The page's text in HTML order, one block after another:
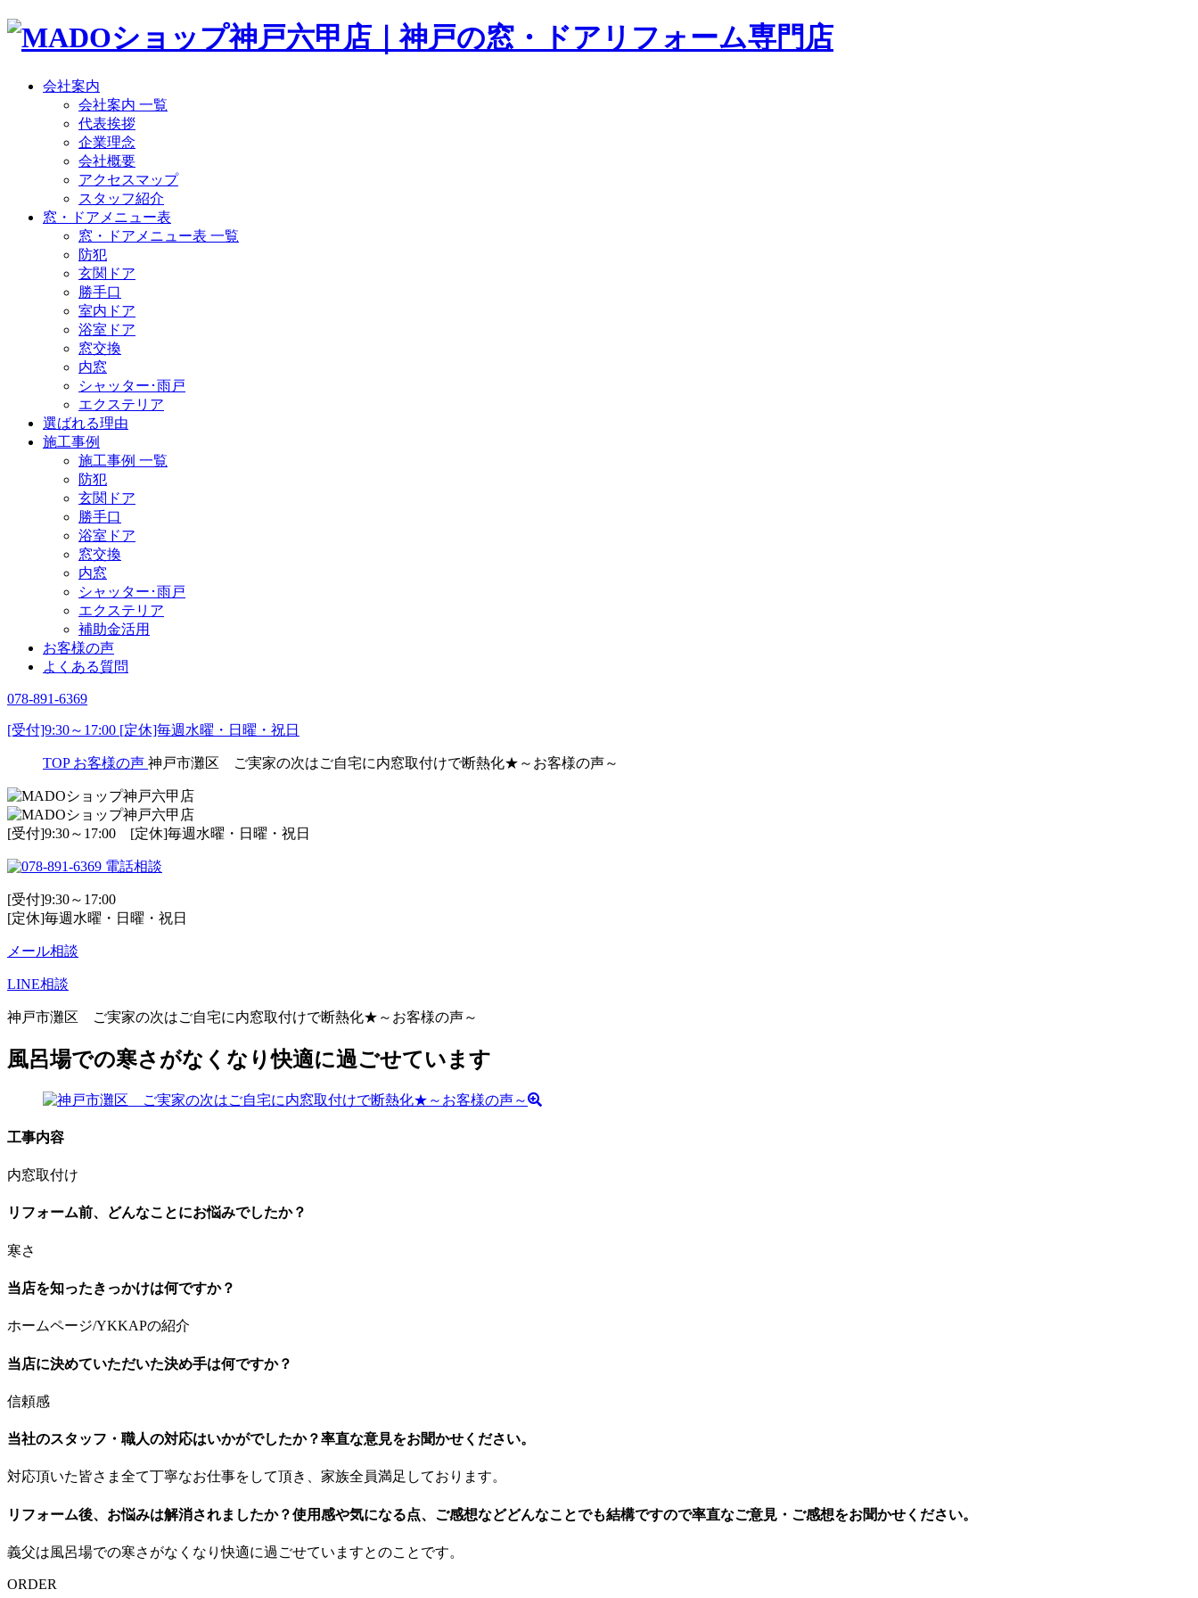
会社案内
会社案内 一覧
代表挨拶
企業理念
会社概要
アクセスマップ
スタッフ紹介
窓・ドアメニュー表
窓・ドアメニュー表 一覧
防犯
玄関ドア
勝手口
室内ドア
浴室ドア
窓交換
内窓
シャッター･雨戸
エクステリア
選ばれる理由
施工事例
施工事例 一覧
防犯
玄関ドア
勝手口
浴室ドア
窓交換
内窓
シャッター･雨戸
エクステリア
補助金活用
お客様の声
よくある質問
078-891-6369
[受付]9:30～17:00 [定休]毎週水曜・日曜・祝日
TOP お客様の声 神戸市灘区 ご実家の次はご自宅に内窓取付けで断熱化★～お客様の声～
[受付]9:30～17:00 [定休]毎週水曜・日曜・祝日
電話相談
[受付]9:30～17:00
[定休]毎週水曜・日曜・祝日
メール相談
LINE相談
神戸市灘区 ご実家の次はご自宅に内窓取付けで断熱化★～お客様の声～
風呂場での寒さがなくなり快適に過ごせています
工事内容
内窓取付け
リフォーム前、どんなことにお悩みでしたか？
寒さ
当店を知ったきっかけは何ですか？
ホームページ/YKKAPの紹介
当店に決めていただいた決め手は何ですか？
信頼感
当社のスタッフ・職人の対応はいかがでしたか？率直な意見をお聞かせください。
対応頂いた皆さま全て丁寧なお仕事をして頂き、家族全員満足しております。
リフォーム後、お悩みは解消されましたか？使用感や気になる点、ご感想などどんなことでも結構ですので率直なご意見・ご感想をお聞かせください。
義父は風呂場での寒さがなくなり快適に過ごせていますとのことです。
ORDER